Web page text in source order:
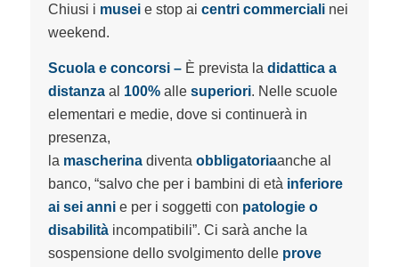
Chiusi i museie stop ai centri commercialinei
weekend.
Scuola e concorsi –È prevista la didattica a
distanzaal 100%alle superiori. Nelle scuole
elementari e medie, dove si continuerà in
presenza,
la mascherinadiventa obbligatoriaanche al
banco, “salvo che per i bambini di età inferiore
ai sei annie per i soggetti con patologie o
disabilitàincompatibili”. Ci sarà anche la
sospensione dello svolgimento delle prove